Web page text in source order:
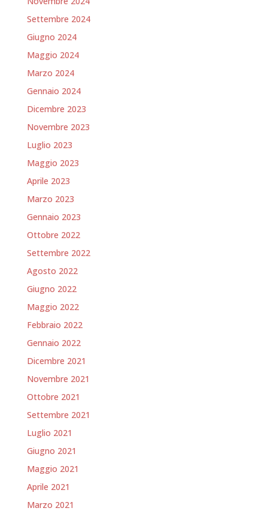
Settembre 2024
Giugno 2024
Maggio 2024
Marzo 2024
Gennaio 2024
Dicembre 2023
Novembre 2023
Luglio 2023
Maggio 2023
Aprile 2023
Marzo 2023
Gennaio 2023
Ottobre 2022
Settembre 2022
Agosto 2022
Giugno 2022
Maggio 2022
Febbraio 2022
Gennaio 2022
Dicembre 2021
Novembre 2021
Ottobre 2021
Settembre 2021
Luglio 2021
Giugno 2021
Maggio 2021
Aprile 2021
Marzo 2021